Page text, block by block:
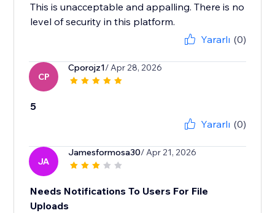
This is unacceptable and appalling. There is no
level of security in this platform.
Yararlı (0)
CP
Cporojz1/ Apr 28, 2026
5
Yararlı (0)
JA
Jamesformosa30/ Apr 21, 2026
Needs Notifications To Users For File
Uploads